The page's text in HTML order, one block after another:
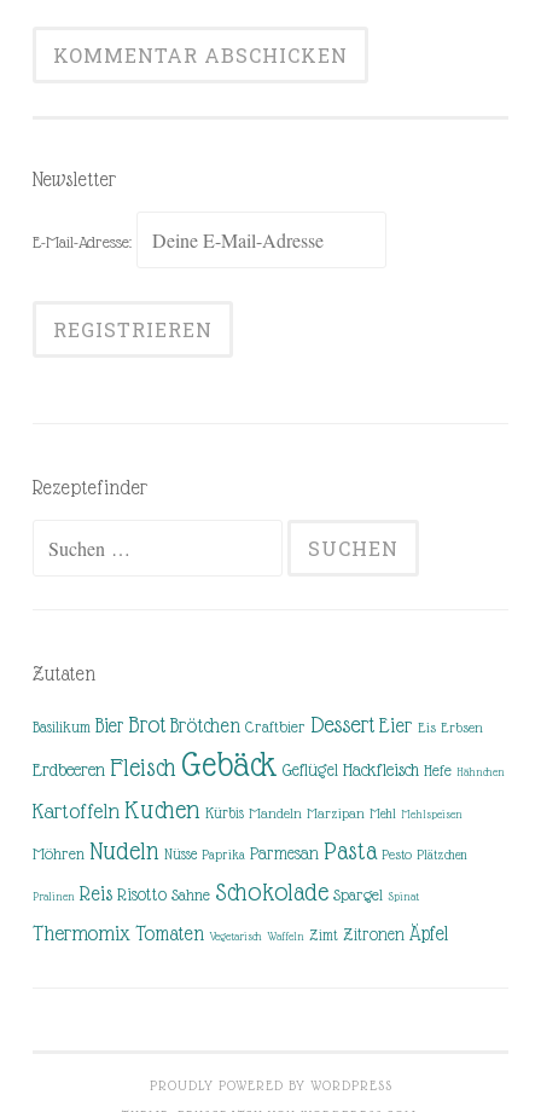
Newsletter
E-Mail-Adresse:
Rezeptefinder
Zutaten
Basilikum Bier Brot Brötchen Craftbier Dessert Eier Eis Erbsen
Erdbeeren Fleisch Gebäck Geflügel Hackfleisch Hefe Hähnchen
Kartoffeln Kuchen Kürbis Mandeln Marzipan Mehl Mehlspeisen
Möhren Nudeln Nüsse Paprika Parmesan Pasta Pesto Plätzchen
Pralinen Reis Risotto Sahne Schokolade Spargel Spinat
Thermomix Tomaten Vegetarisch Waffeln Zimt Zitronen Äpfel
PROUDLY POWERED BY WORDPRESS